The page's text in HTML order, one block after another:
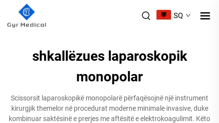
SQ
shkallëzues laparoskopik
monopolar
Scissorsit laparoskopikë monopolarë përfaqësojnë një instrument
kirurgjik themelor në procedurat moderne minimale invasive, duke
kombinuar saktësinë e prerjes me aftësitë e elektrokoagulimit. Këto